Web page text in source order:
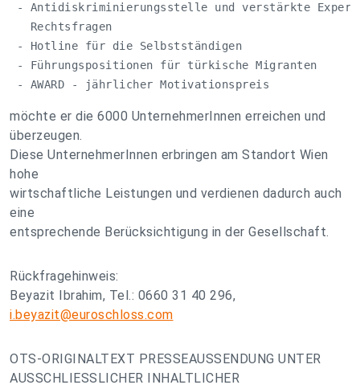
- Antidiskriminierungsstelle und verstärkte
   Rechtsfragen
- Hotline für die Selbstständigen
- Führungspositionen für türkische Migranten
- AWARD - jährlicher Motivationspreis
möchte er die 6000 UnternehmerInnen erreichen und
überzeugen.
Diese UnternehmerInnen erbringen am Standort Wien
hohe
wirtschaftliche Leistungen und verdienen dadurch auch
eine
entsprechende Berücksichtigung in der Gesellschaft.
Rückfragehinweis:
Beyazit Ibrahim, Tel.: 0660 31 40 296,
i.beyazit@euroschloss.com
OTS-ORIGINALTEXT PRESSEAUSSENDUNG UNTER
AUSSCHLIESSLICHER INHALTLICHER